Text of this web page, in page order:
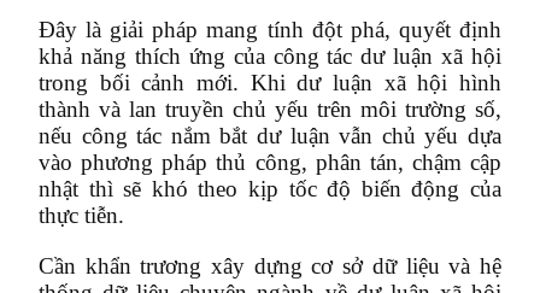
Đây là giải pháp mang tính đột phá, quyết định
khả năng thích ứng của công tác dư luận xã hội
trong bối cảnh mới. Khi dư luận xã hội hình
thành và lan truyền chủ yếu trên môi trường số,
nếu công tác nắm bắt dư luận vẫn chủ yếu dựa
vào phương pháp thủ công, phân tán, chậm cập
nhật thì sẽ khó theo kịp tốc độ biến động của
thực tiễn.
Cần khẩn trương xây dựng cơ sở dữ liệu và hệ